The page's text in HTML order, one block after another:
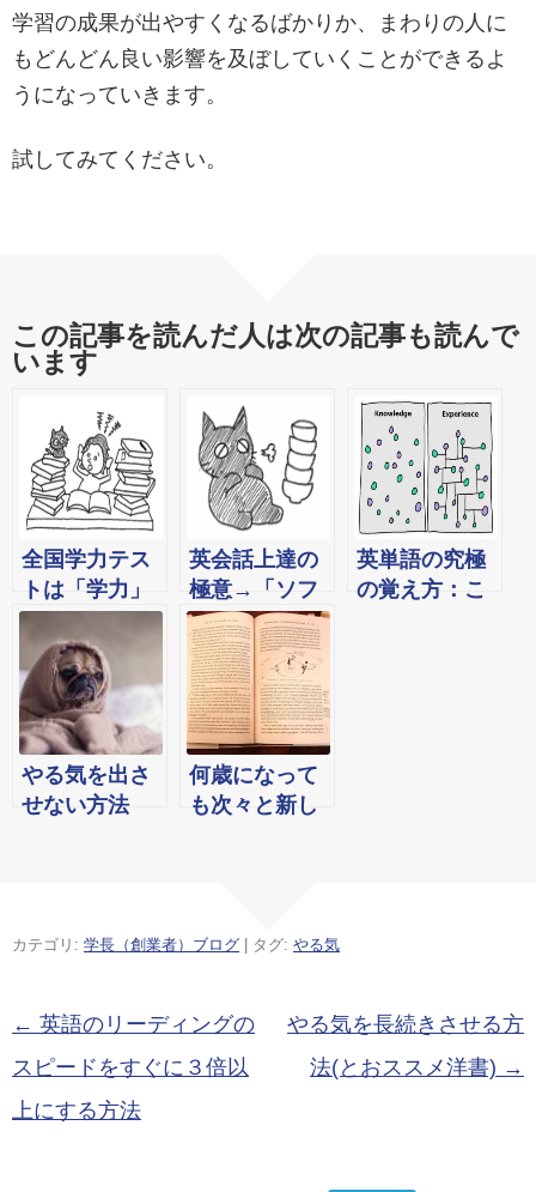
学習の成果が出やすくなるばかりか、まわりの人に
もどんどん良い影響を及ぼしていくことができるよ
うになっていきます。
試してみてください。
この記事を読んだ人は次の記事も読んで
います
全国学力テス
トは「学力」
を調べられて
いない、と思
う３つの理由
英会話上達の
極意→「ソフ
ィー・メソッ
ド」とはどん
なものなの
か？
英単語の究極
の覚え方：こ
やる気を出さ
せない方法
何歳になって
も次々と新し
カテゴリ: 学長（創業者）ブログ | タグ: やる気
投稿ナビゲーション
← 英語のリーディングの
スピードをすぐに３倍以
上にする方法
やる気を長続きさせる方
法(とおススメ洋書) →